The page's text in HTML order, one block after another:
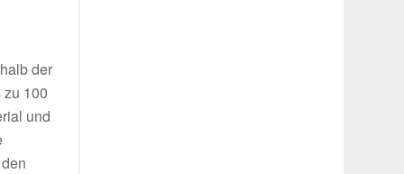
der
100
und